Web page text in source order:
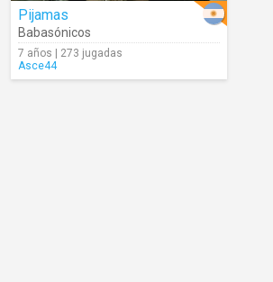
Pijamas
Babasónicos
7 años | 273 jugadas
Asce44